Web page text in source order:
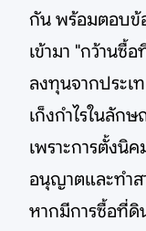
กัน พร้อมตอบข้
เข้ามา "กว้านซื้
ลงทุนจากประเ
เก็งกำไรในลัก
เพราะการตั้งนิ
อนุญาตและทำส
หากมีการซื้อที่